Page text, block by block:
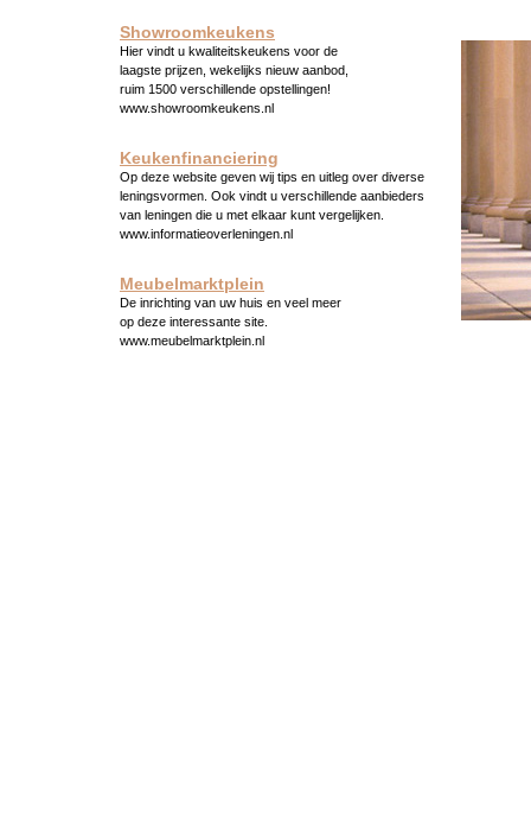
Showroomkeukens
Hier vindt u kwaliteitskeukens voor de
laagste prijzen, wekelijks nieuw aanbod,
ruim 1500 verschillende opstellingen!
www.showroomkeukens.nl
Keukenfinanciering
Op deze website geven wij tips en uitleg over diverse
leningsvormen. Ook vindt u verschillende aanbieders
van leningen die u met elkaar kunt vergelijken.
www.informatieoverleningen.nl
Meubelmarktplein
De inrichting van uw huis en veel meer
op deze interessante site.
www.meubelmarktplein.nl